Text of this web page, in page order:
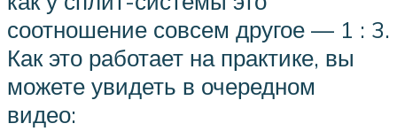
соотношение совсем другое — 1 : 3.
Как это работает на практике, вы
можете увидеть в очередном
видео: